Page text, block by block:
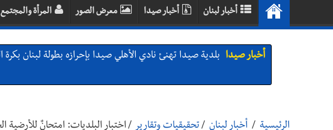
أخبار لبنان أخبار صيدا معرض الصور المرأة والمجتمع
أخبار صيدا بلدية صيدا تهنئ نادي الأهلي صيدا بإحرازه بطولة لبنان بكرة
الرئيسية / أخبار لبنان / تحقيقيات وتقارير / اختبار البلديات: امتحانٌ للأرضية